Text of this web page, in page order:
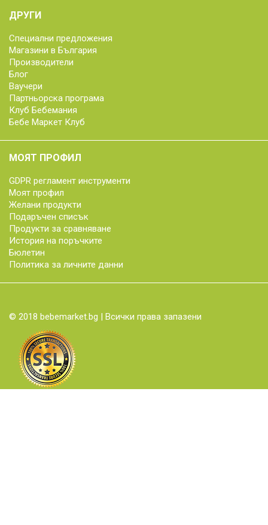
ДРУГИ
Специални предложения
Магазини в България
Производители
Блог
Ваучери
Партньорска програма
Клуб Бебемания
Бебе Маркет Клуб
МОЯТ ПРОФИЛ
GDPR регламент инструменти
Моят профил
Желани продукти
Подаръчен списък
Продукти за сравняване
История на поръчките
Бюлетин
Политика за личните данни
© 2018 bebemarket.bg | Всички права запазени